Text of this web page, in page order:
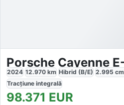
Porsche Cayenne
2024 12.970 km Hibrid (B/E) 2.995
Tracțiune integrală
98.371 EUR